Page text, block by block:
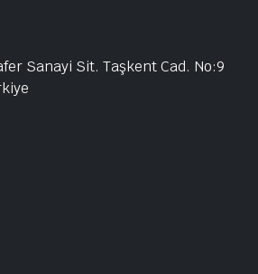
Sanayi Sit. Taşkent Cad. No:9